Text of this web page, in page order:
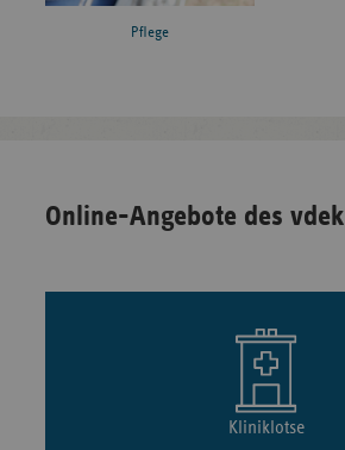
Pflege
Online-Angebote des vdek
Kliniklotse